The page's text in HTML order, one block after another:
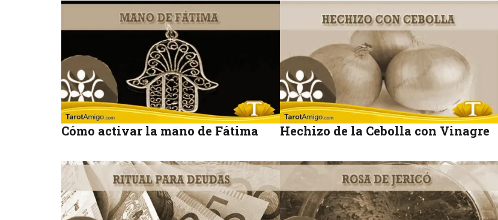
Cómo activar la mano de Fátima Hechizo de la Cebolla con Vinagre